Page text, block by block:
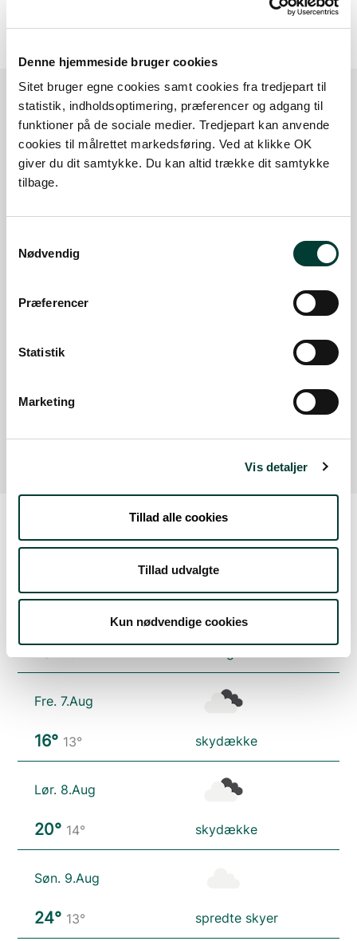
Denne hjemmeside bruger cookies
Sitet bruger egne cookies samt cookies fra tredjepart til
statistik, indholdsoptimering, præferencer og adgang til
funktioner på de sociale medier. Tredjepart kan anvende
cookies til målrettet markedsføring. Ved at klikke OK
giver du dit samtykke. Du kan altid trække dit samtykke
tilbage.
Nødvendig
Præferencer
Statistik
Marketing
Vis detaljer
Tillad alle cookies
Tillad udvalgte
Kun nødvendige cookies
Sådan kommer du dertil
Parkering
Med offentlig transport
Google Maps
Mulighed for parkering af ca. 15 biler.
Parkeringsplads ved Pumpestation Nord
Vejrudsigt
Fre. 7.Aug
16° 13° skydække
Lør. 8.Aug
20° 14° skydække
Søn. 9.Aug
24° 13° spredte skyer